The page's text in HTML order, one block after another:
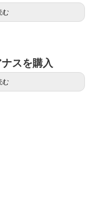
む
スを購入
む